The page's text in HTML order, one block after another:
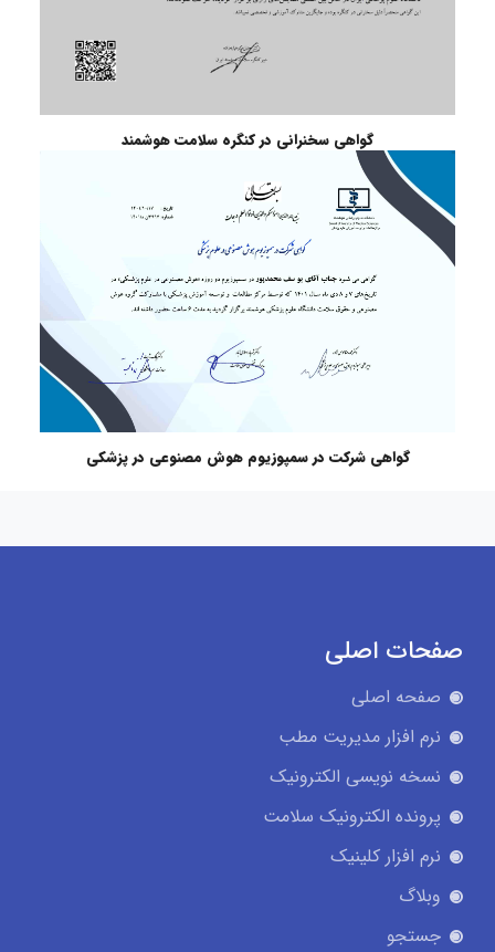
گواهی سخنرانی در کنگره سلامت هوشمند
گواهی شرکت در سمپوزیوم هوش مصنوعی در پزشکی
صفحات اصلی
صفحه اصلی
نرم افزار مدیریت مطب
نسخه نویسی الکترونیک
پرونده الکترونیک سلامت
نرم افزار کلینیک
وبلاگ
جستجو